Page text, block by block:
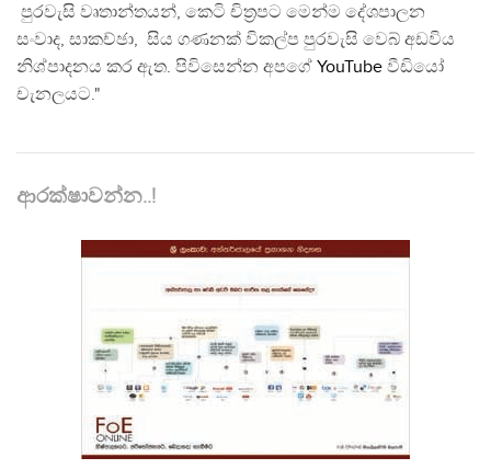
පුරවැසි වෘතාන්තයන්, කෙටි චිත්‍රපට මෙන්ම දේශපාලන
සංවාද, සාකච්ඡා, සිය ගණනක් විකල්ප පුරවැසි වෙබ් අඩවිය
නිශ්පාදනය කර ඇත. පිවිසෙන්න අපගේ YouTube වීඩියෝ
චැනලයට."
ආරක්ෂාවන්න..!